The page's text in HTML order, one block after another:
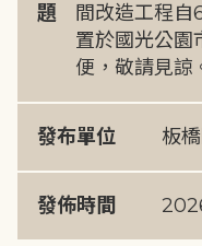
題
間改造工程
置於國光公園
便，敬請見諒
發布單位 板
發佈時間